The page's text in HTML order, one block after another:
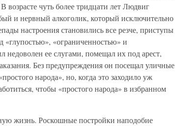
возрасте чуть более тридцати лет Людвиг
и нервный алкоголик, который исключительно
настроения становились все резче, приступы
«глупостью», «ограниченностью» и
недоволен ее слугами, помещал их под арест,
Без предупреждения он посещал уличные
народа», но, когда это заходило уж
чтобы «простого народа» в избранном
жизнь. Роскошные постройки наподобие